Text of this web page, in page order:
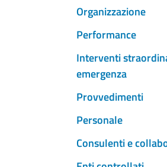
Organizzazione
Performance
Interventi
emergenza
Provvedimenti
Personale
Consulenti e